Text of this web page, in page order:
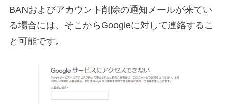
BANおよびアカウント削除の通知メールが来てい
る場合には、そこからGoogleに対して連絡するこ
と可能です。